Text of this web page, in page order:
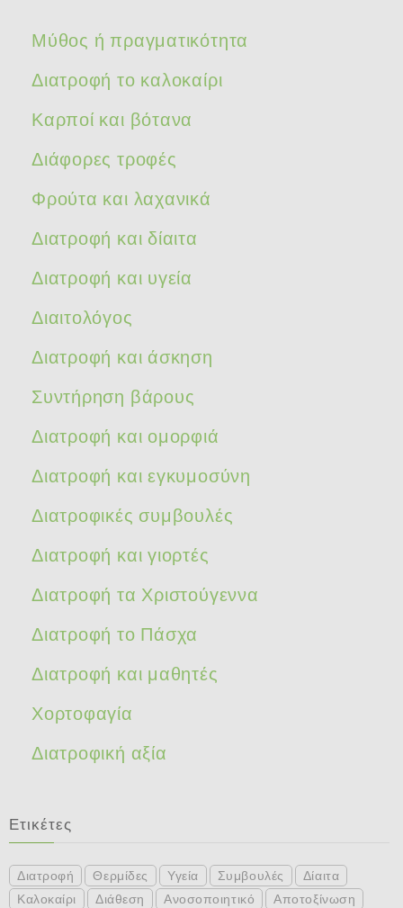
Μύθος ή πραγματικότητα
Διατροφή το καλοκαίρι
Καρποί και βότανα
Διάφορες τροφές
Φρούτα και λαχανικά
Διατροφή και δίαιτα
Διατροφή και υγεία
Διαιτολόγος
Διατροφή και άσκηση
Συντήρηση βάρους
Διατροφή και ομορφιά
Διατροφή και εγκυμοσύνη
Διατροφικές συμβουλές
Διατροφή και γιορτές
Διατροφή τα Χριστούγεννα
Διατροφή το Πάσχα
Διατροφή και μαθητές
Χορτοφαγία
Διατροφική αξία
Ετικέτες
Διατροφή Θερμίδες Υγεία Συμβουλές
Δίαιτα
Καλοκαίρι
Διάθεση Ανοσοποιητικό
Αποτοξίνωση